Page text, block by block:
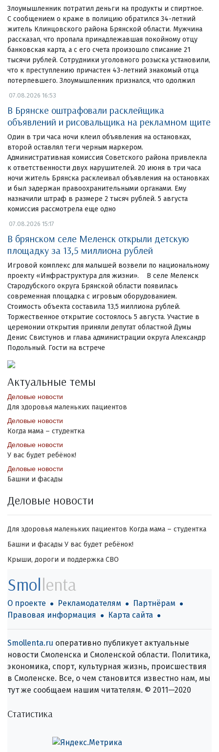
Злоумышленник потратил деньги на продукты и спиртное.
С сообщением о краже в полицию обратился 34-летний
житель Клинцовского района Брянской области. Мужчина
рассказал, что пропала принадлежавшая покойному отцу
банковская карта, а с его счета произошло списание 21
тысячи рублей. Сотрудники уголовного розыска установили,
что к преступлению причастен 43-летний знакомый отца
потерпевшего. Злоумышленник признался, что одолжил
07.08.2026 16:53
В Брянске оштрафовали расклейщика
объявлений и рисовальщика на рекламном щите
Один в три часа ночи клеил объявления на остановках,
второй оставлял теги черным маркером.
Административная комиссия Советского района привлекла
к ответственности двух нарушителей. 20 июня в три часа
ночи житель Брянска расклеивал объявления на остановках
и был задержан правоохранительными органами. Ему
назначили штраф в размере 2 тысяч рублей. 5 августа
комиссия рассмотрела еще одно
07.08.2026 15:17
В брянском селе Меленск открыли детскую
площадку за 13,5 миллиона рублей
Игровой комплекс для малышей возвели по национальному
проекту «Инфраструктура для жизни». В селе Меленск
Стародубского округа Брянской области появилась
современная площадка с игровым оборудованием.
Стоимость объекта составила 13,5 миллиона рублей.
Торжественное открытие состоялось 5 августа. Участие в
церемонии открытия приняли депутат областной Думы
Денис Свистунов и глава администрации округа Александр
Подольный. Гости на встрече
Актуальные темы
Деловые новости
Для здоровья маленьких пациентов
Деловые новости
Когда мама – студентка
Деловые новости
У вас будет ребёнок!
Деловые новости
Башни и фасады
Деловые новости
Для здоровья маленьких пациентов Когда мама – студентка
Башни и фасады У вас будет ребёнок!
Крыши, дороги и поддержка СВО
Smollenta
О проекте Рекламодателям
Партнёрам
Правовая информация
Карта сайта
Smollenta.ru оперативно публикует актуальные
новости Смоленска и Смоленской области. Политика,
экономика, спорт, культурная жизнь, происшествия
в Смоленске. Все, о чем становится известно нам, мы
тут же сообщаем нашим читателям. © 2011—2020
Статистика